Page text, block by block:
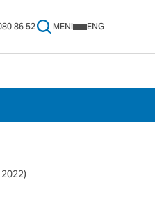
86 52 MENI ENG